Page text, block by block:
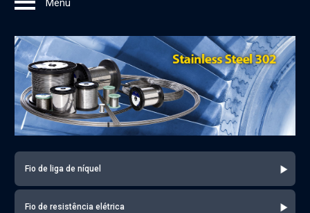
Fio de liga de níquel
Fio de resistência elétrica